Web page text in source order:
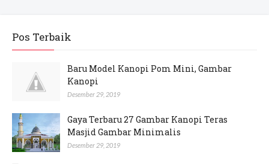
Pos Terbaik
Baru Model Kanopi Pom Mini, Gambar
Kanopi
Desember 29, 2019
Gaya Terbaru 27 Gambar Kanopi Teras
Masjid Gambar Minimalis
Desember 29, 2019